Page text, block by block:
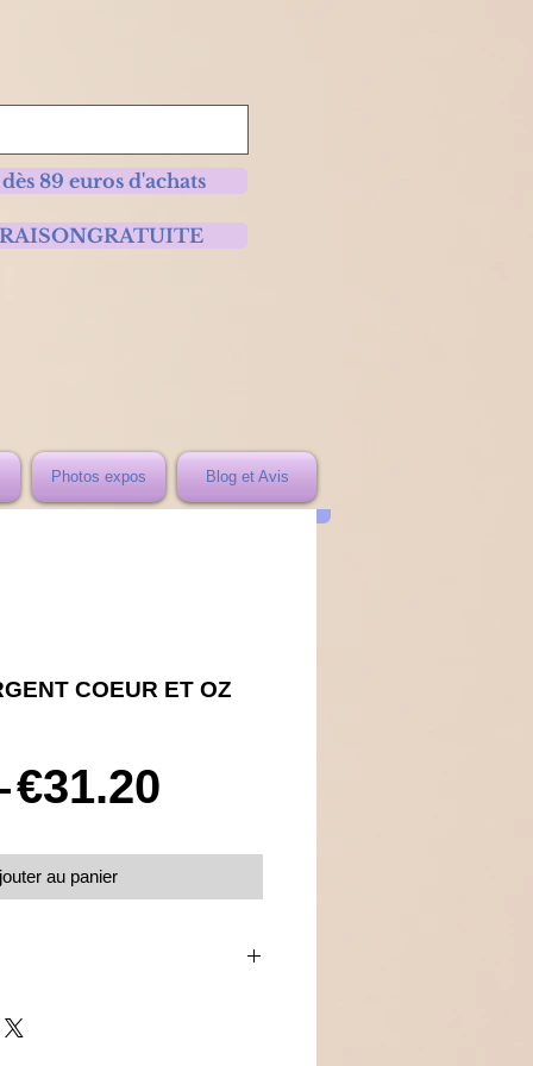
89 euros d'achats
Photos expos Blog et Avis
COEUR ET OZ
Prix
original
€31.20
promotionnel
au panier